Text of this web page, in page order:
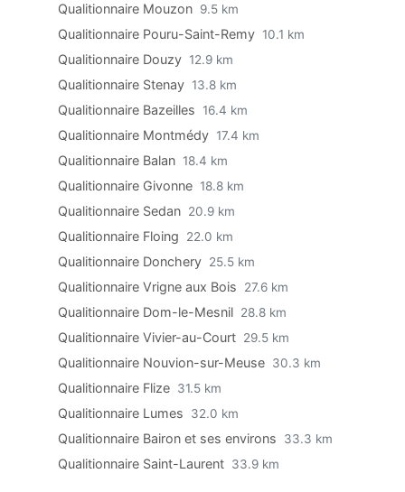
Qualitionnaire Mouzon 9.5 km
Qualitionnaire Pouru-Saint-Remy 10.1 km
Qualitionnaire Douzy 12.9 km
Qualitionnaire Stenay 13.8 km
Qualitionnaire Bazeilles 16.4 km
Qualitionnaire Montmédy 17.4 km
Qualitionnaire Balan 18.4 km
Qualitionnaire Givonne 18.8 km
Qualitionnaire Sedan 20.9 km
Qualitionnaire Floing 22.0 km
Qualitionnaire Donchery 25.5 km
Qualitionnaire Vrigne aux Bois 27.6 km
Qualitionnaire Dom-le-Mesnil 28.8 km
Qualitionnaire Vivier-au-Court 29.5 km
Qualitionnaire Nouvion-sur-Meuse 30.3 km
Qualitionnaire Flize 31.5 km
Qualitionnaire Lumes 32.0 km
Qualitionnaire Bairon et ses environs 33.3 km
Qualitionnaire Saint-Laurent 33.9 km